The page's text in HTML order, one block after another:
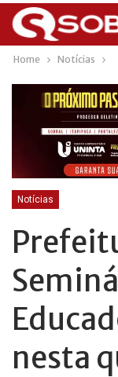
Home Notícias
Notícias
nesta